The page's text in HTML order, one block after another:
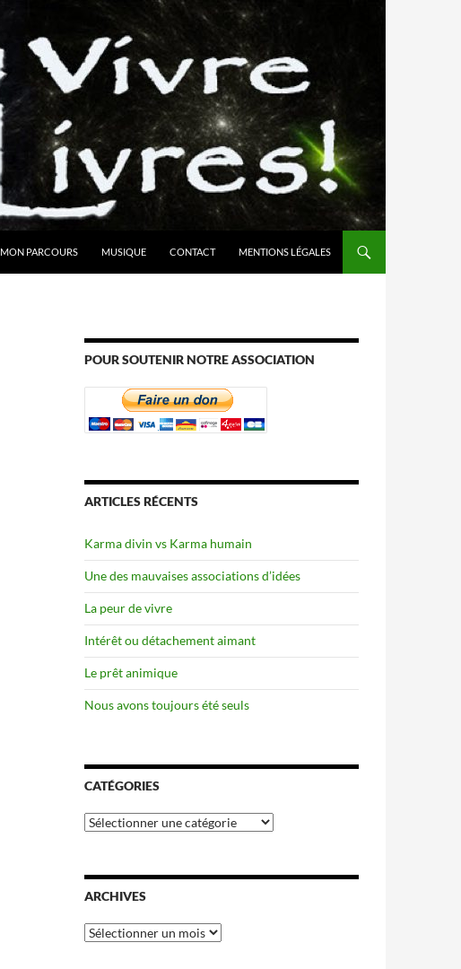
MON PARCOURS MUSIQUE CONTACT MENTIONS LÉGALES
POUR SOUTENIR NOTRE ASSOCIATION
ARTICLES RÉCENTS
Karma divin vs Karma humain
Une des mauvaises associations d’idées
La peur de vivre
Intérêt ou détachement aimant
Le prêt animique
Nous avons toujours été seuls
CATÉGORIES
Catégories
ARCHIVES
Archives